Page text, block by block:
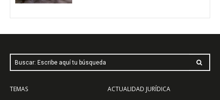
Buscar: Escribe aquí tu búsqueda
TEMAS
ACTUALIDAD JURÍDICA